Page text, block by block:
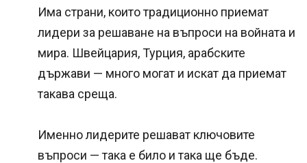
Има страни, които традиционно приемат
лидери за решаване на въпроси на войната и
мира. Швейцария, Турция, арабските
държави — много могат и искат да приемат
такава среща.
Именно лидерите решават ключовите
въпроси — така е било и така ще бъде.